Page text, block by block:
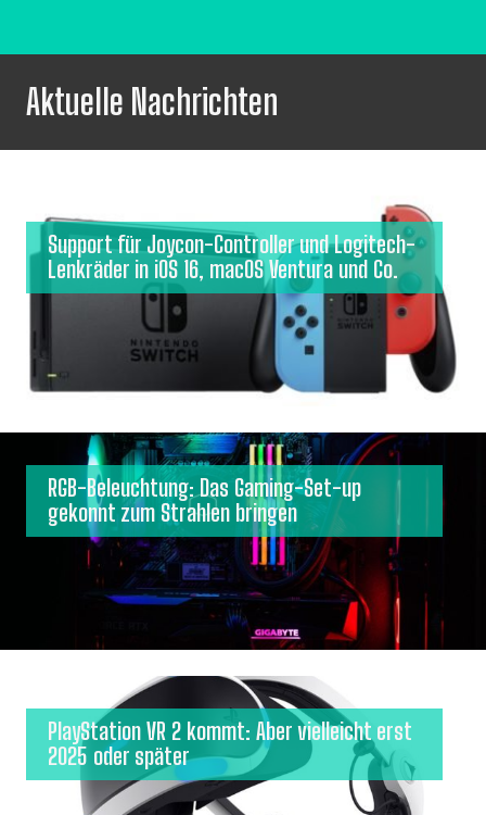
Aktuelle Nachrichten
Support für Joycon-Controller und Logitech-
Lenkräder in iOS 16, macOS Ventura und Co.
RGB-Beleuchtung: Das Gaming-Set-up
gekonnt zum Strahlen bringen
PlayStation VR 2 kommt: Aber vielleicht erst
2025 oder später